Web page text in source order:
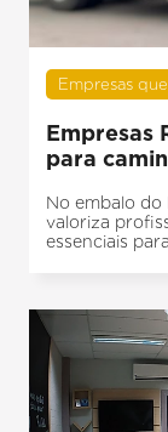
Empresas
Empresas
para
No embalo do
valoriza
essenciais